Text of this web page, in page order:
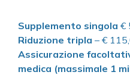
Supplemento singola €
Riduzione tripla – €
Assicurazione
medica (massimale 1